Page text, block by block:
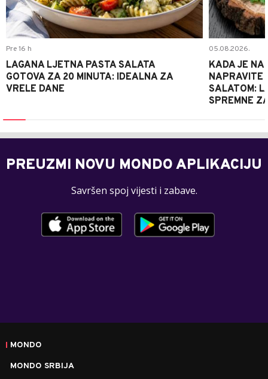
Pre 16 h
LAGANA LJETNA PASTA SALATA
GOTOVA ZA 20 MINUTA: IDEALNA ZA
VRELE DANE
05.08.2026.
KADA JE
NAPRAVITE
SALATOM:
SPREMNE
PREUZMI NOVU MONDO APLIKACIJU
Savršen spoj vijesti i zabave.
MONDO
MONDO SRBIJA